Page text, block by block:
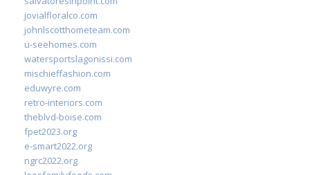
jovialfloralco.com
johnlscotthometeam.com
u-seehomes.com
watersportslagonissi.com
mischieffashion.com
eduwyre.com
retro-interiors.com
theblvd-boise.com
fpet2023.org
e-smart2022.org
ngrc2022.org